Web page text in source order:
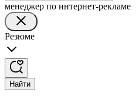
менеджер по интернет-рекламе
Резюме
Найти